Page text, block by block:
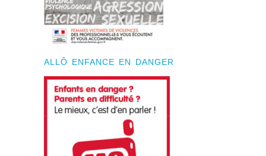
ALLÔ ENFANCE EN DANGER